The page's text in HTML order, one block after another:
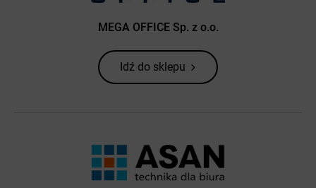
MEGA OFFICE Sp. z o.o.
Idź do sklepu